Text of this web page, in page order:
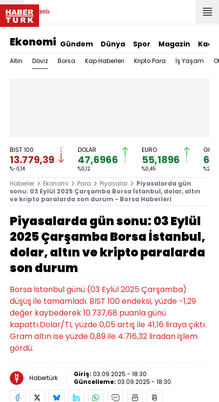
Canlı
Ekonomi Gündem Dünya Spor Magazin
Altın Döviz Borsa Kap Haberleri Kripto Para İş Yaşam
BIST 100
13.779,39
%-0,14
DOLAR
47,6966
%0,12
EURO
55,1896
%0,45 %2,59
Haberler Ekonomi Para Piyasalar
Piyasalarda gün
sonu: 03 Eylül 2025 Çarşamba Borsa İstanbul, dolar, altın
ve kripto paralarda son durum - Borsa Haberleri
Piyasalarda gün sonu: 03 Eylül
2025 Çarşamba Borsa İstanbul,
dolar, altın ve kripto paralarda
son durum
Borsa İstanbul günü (03 Eylül 2025 Çarşamba)
düşüş ile tamamladı. BIST 100 endeksi, yüzde -1,29
değer kaybederek 10.737,68 puanla günü
kapattı.Dolar/TL yüzde 0,05 artış ile 41,16 liraya çıktı.
Gram altın ise yüzde 0,89 ile 4.716,32 liradan işlem
gördü.
Habertürk Giriş: 03.09.2025 - 18:30
Güncelleme: 03.09.2025 - 18:30